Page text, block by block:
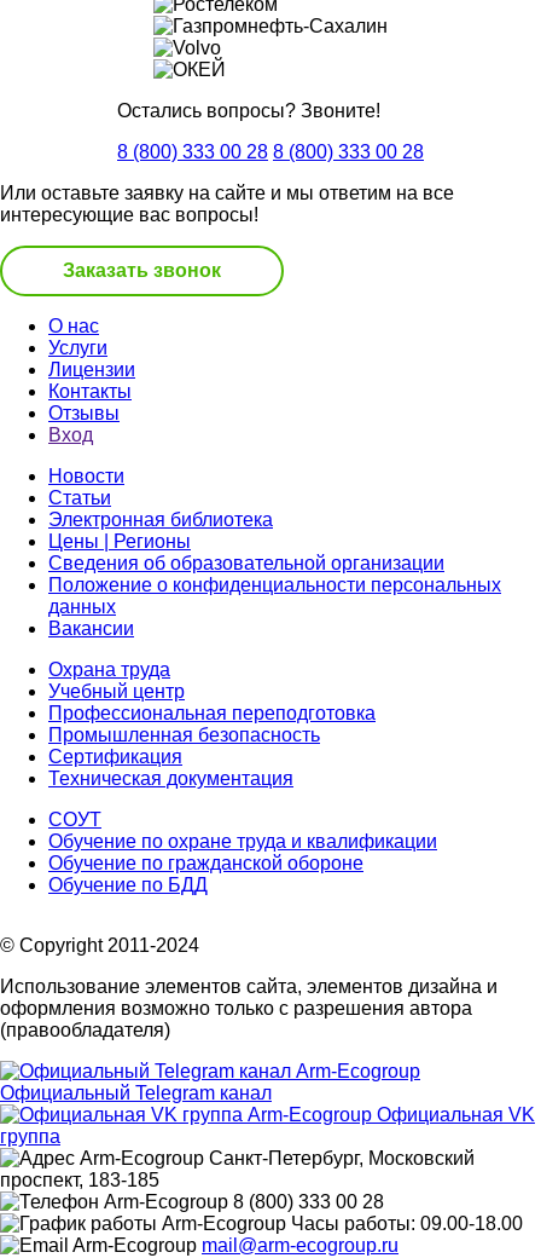
Остались вопросы? Звоните!
8 (800) 333 00 28 8 (800) 333 00 28
Или оставьте заявку на сайте и мы ответим на все
интересующие вас вопросы!
Заказать звонок
О нас
Услуги
Лицензии
Контакты
Отзывы
Вход
Новости
Статьи
Электронная библиотека
Цены | Регионы
Сведения об образовательной организации
Положение о конфиденциальности персональных
данных
Вакансии
Охрана труда
Учебный центр
Профессиональная переподготовка
Промышленная безопасность
Сертификация
Техническая документация
СОУТ
Обучение по охране труда и квалификации
Обучение по гражданской обороне
Обучение по БДД
© Copyright 2011-2024
Использование элементов сайта, элементов дизайна и
оформления возможно только с разрешения автора
(правообладателя)
Официальный Telegram канал
Официальная VK
группа
Санкт-Петербург, Московский
проспект, 183-185
8 (800) 333 00 28
Часы работы: 09.00-18.00
mail@arm-ecogroup.ru